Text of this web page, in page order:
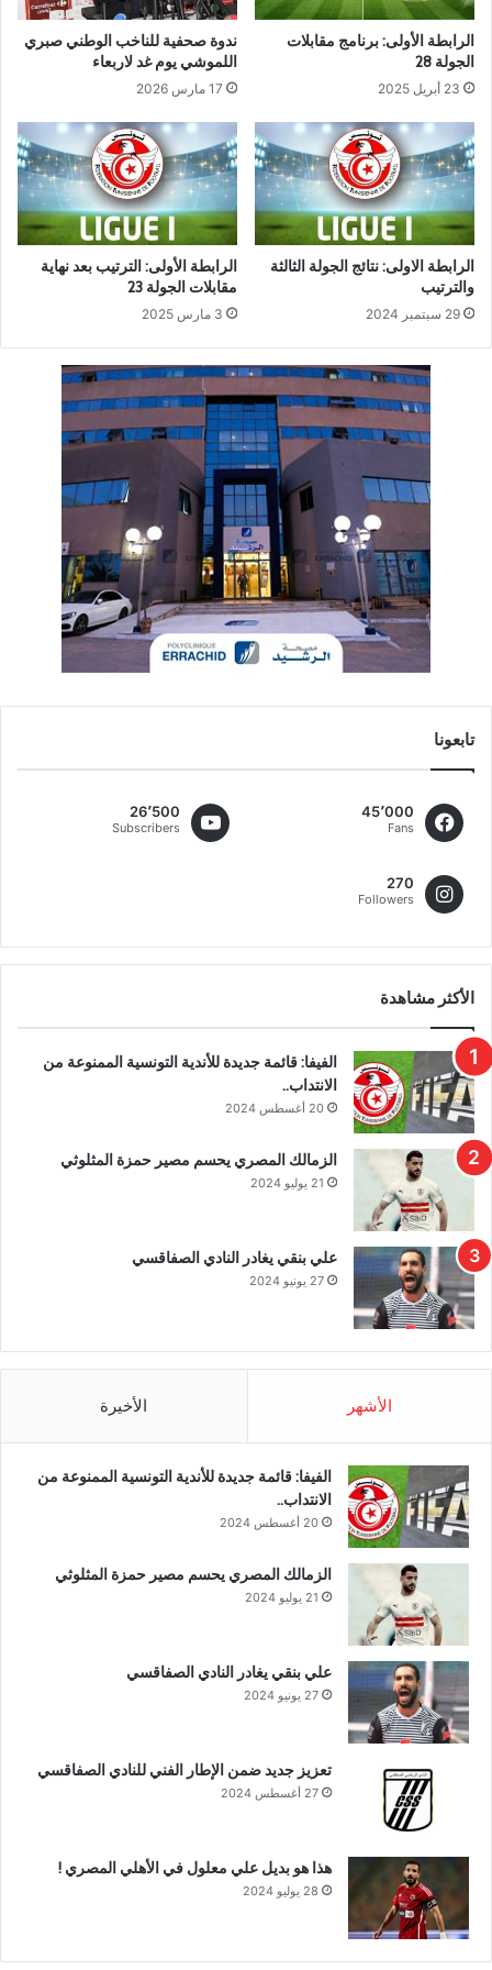
الرابطة الأولى: برنامج مقابلات
الجولة 28
23 أبريل 2025
ندوة صحفية للناخب الوطني صبري
اللموشي يوم غد لاربعاء
17 مارس 2026
الرابطة الاولى: نتائج الجولة الثالثة
والترتيب
29 سبتمبر 2024
الرابطة الأولى: الترتيب بعد نهاية
مقابلات الجولة 23
3 مارس 2025
تابعونا
45٬000
Fans
26٬500
Subscribers
270
Followers
الأكثر مشاهدة
الفيفا: قائمة جديدة للأندية التونسية الممنوعة من
الانتداب..
20 أغسطس 2024
الزمالك المصري يحسم مصير حمزة المثلوثي
21 يوليو 2024
علي بنقي يغادر النادي الصفاقسي
27 يونيو 2024
الأشهر الأخيرة
الفيفا: قائمة جديدة للأندية التونسية الممنوعة من
الانتداب..
20 أغسطس 2024
الزمالك المصري يحسم مصير حمزة المثلوثي
21 يوليو 2024
علي بنقي يغادر النادي الصفاقسي
27 يونيو 2024
تعزيز جديد ضمن الإطار الفني للنادي الصفاقسي
27 أغسطس 2024
هذا هو بديل علي معلول في الأهلي المصري !
28 يوليو 2024